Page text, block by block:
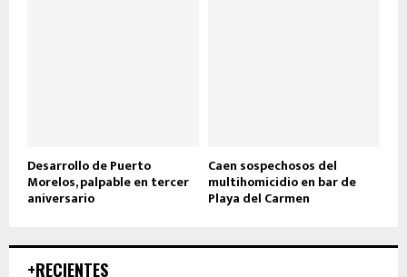
Desarrollo de Puerto
Morelos, palpable en tercer
aniversario
Caen sospechosos del
multihomicidio en bar de
Playa del Carmen
+RECIENTES